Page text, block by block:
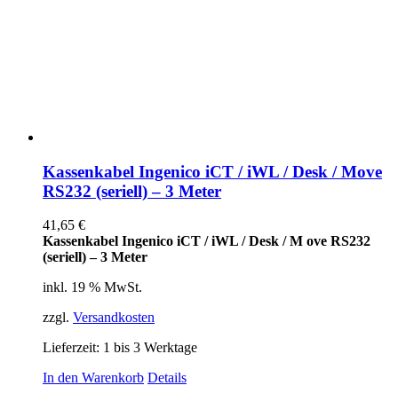
Kassenkabel Ingenico iCT / iWL / Desk / Move
RS232 (seriell) – 3 Meter
41,65 €
Kassenkabel Ingenico iCT / iWL / Desk / M ove RS232
(seriell) – 3 Meter
inkl. 19 % MwSt.
zzgl. Versandkosten
Lieferzeit: 1 bis 3 Werktage
In den Warenkorb Details